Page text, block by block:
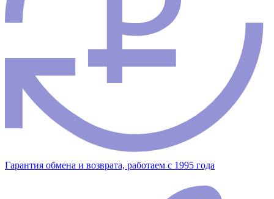
Гарантия обмена и возврата, работаем с 1995 года